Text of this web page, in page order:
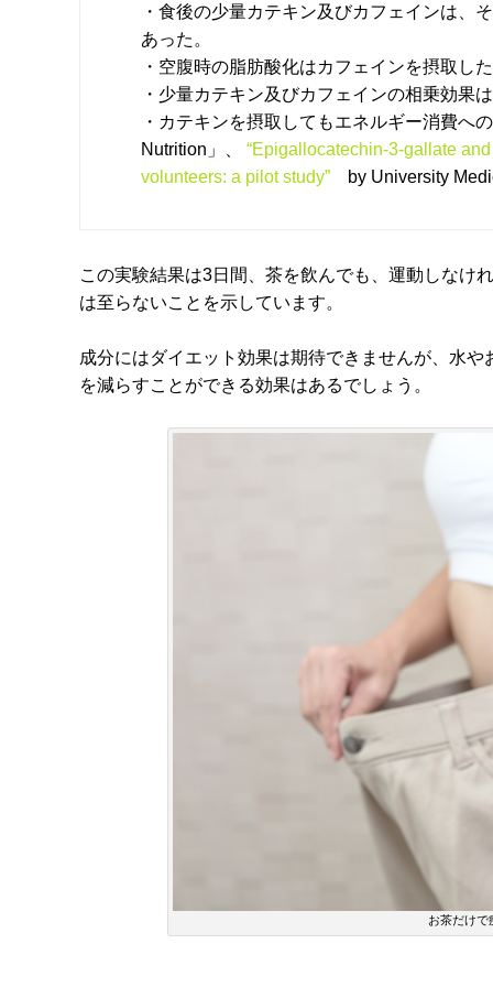
・食後の少量カテキン及びカフェインは、
あった。
・空腹時の脂肪酸化はカフェインを摂取し
・少量カテキン及びカフェインの相乗効果
・カテキンを摂取してもエネルギー消費へ
Nutrition」、 “Epigallocatechin-3-gallate
volunteers: a pilot study” by University
この実験結果は3日間、茶を飲んでも、運動しなけ
は至らないことを示しています。
成分にはダイエット効果は期待できませんが、水
を減らすことができる効果はあるでしょう。
お茶だけで